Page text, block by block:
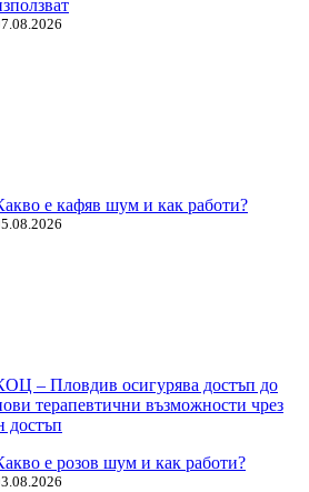
е кафяв шум и как работи?
– Пловдив осигурява достъп до
терапевтични възможности чрез
достъп
е розов шум и как работи?